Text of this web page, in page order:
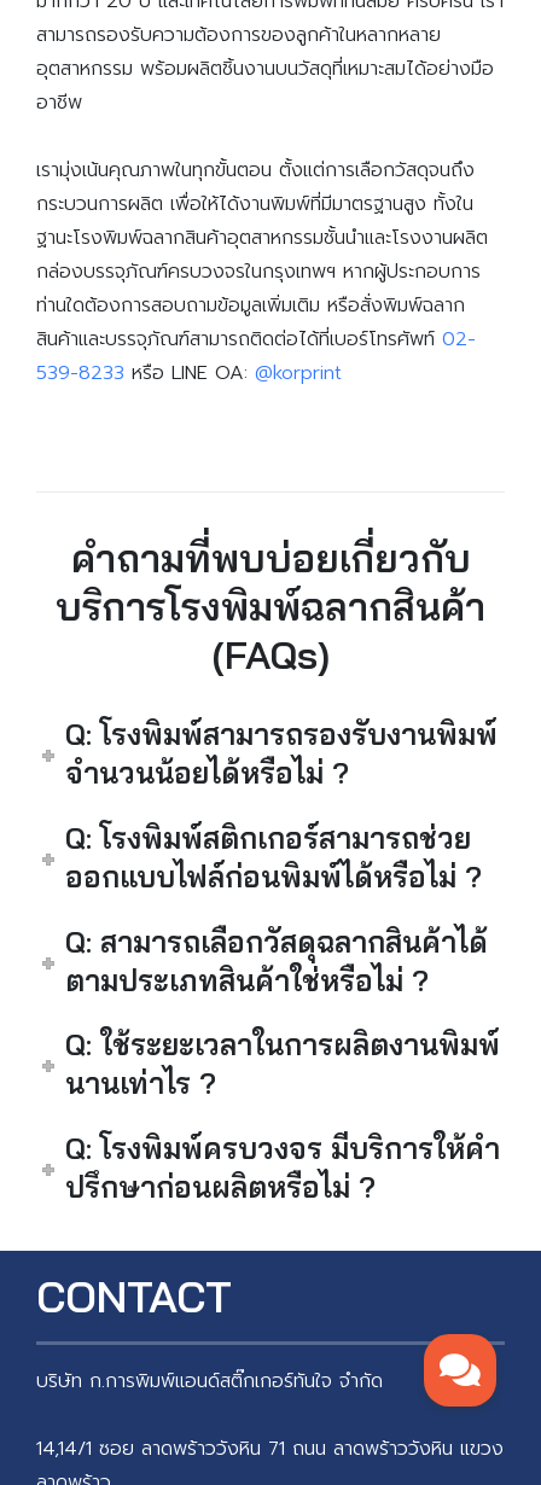
สามารถรองรับความต้องการของลูกค้าในหลากหลาย
อุตสาหกรรม พร้อมผลิตชิ้นงานบนวัสดุที่เหมาะสมได้อย่างมือ
อาชีพ
เรามุ่งเน้นคุณภาพในทุกขั้นตอน ตั้งแต่การเลือกวัสดุจนถึง
กระบวนการผลิต เพื่อให้ได้งานพิมพ์ที่มีมาตรฐานสูง ทั้งใน
ฐานะโรงพิมพ์ฉลากสินค้าอุตสาหกรรมชั้นนำและโรงงานผลิต
กล่องบรรจุภัณฑ์ครบวงจรในกรุงเทพฯ หากผู้ประกอบการ
ท่านใดต้องการสอบถามข้อมูลเพิ่มเติม หรือสั่งพิมพ์ฉลาก
สินค้าและบรรจุภัณฑ์สามารถติดต่อได้ที่เบอร์โทรศัพท์ 02-
539-8233 หรือ LINE OA: @korprint
คำถามที่พบบ่อยเกี่ยวกับ
บริการโรงพิมพ์ฉลากสินค้า
(FAQs)
Q: โรงพิมพ์สามารถรองรับงานพิมพ์
จำนวนน้อยได้หรือไม่ ?
Q: โรงพิมพ์สติกเกอร์สามารถช่วย
ออกแบบไฟล์ก่อนพิมพ์ได้หรือไม่ ?
Q: สามารถเลือกวัสดุฉลากสินค้าได้
ตามประเภทสินค้าใช่หรือไม่ ?
Q: ใช้ระยะเวลาในการผลิตงานพิมพ์
นานเท่าไร ?
Q: โรงพิมพ์ครบวงจร มีบริการให้คำ
ปรึกษาก่อนผลิตหรือไม่ ?
CONTACT
บริษัท ก.การพิมพ์แอนด์สติ๊กเกอร์ทันใจ จำกัด
14,14/1 ซอย ลาดพร้าววังหิน 71 ถนน ลาดพร้าววังหิน แขวง